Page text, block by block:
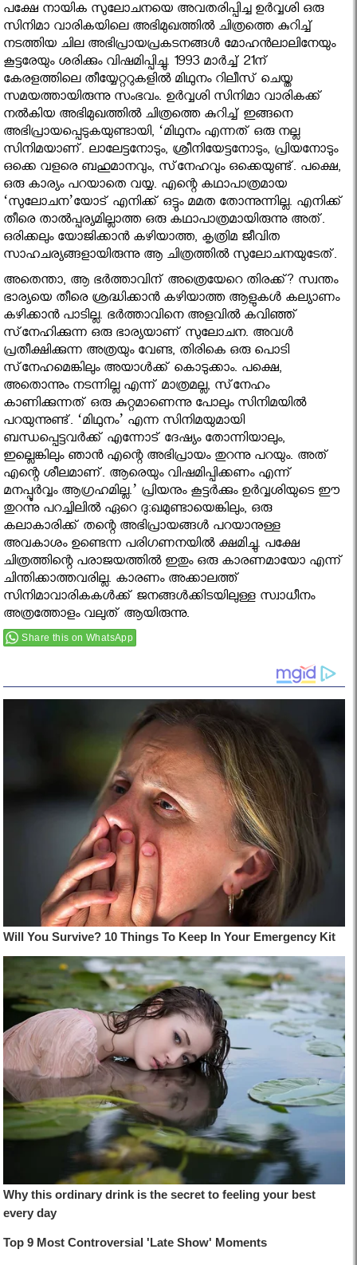
പക്ഷേ നായിക സുലോചനയെ അവതരിപ്പിച്ച ഉര്‍വ്വശി ഒരു
സിനിമാ വാരികയിലെ അഭിമുഖത്തില്‍ ചിത്രത്തെ കുറിച്ച്
നടത്തിയ ചില അഭിപ്രായപ്രകടനങ്ങള്‍ മോഹന്‍ലാലിനേയും
കൂട്ടരേയും ശരിക്കും വിഷമിപ്പിച്ചു. 1993 മാര്‍ച്ച് 21ന്
കേരളത്തിലെ തീയ്യേറ്ററുകളില്‍ മിഥുനം റിലീസ് ചെയ്ത
സമയത്തായിരുന്നു സംഭവം. ഉര്‍വ്വശി സിനിമാ വാരികക്ക്
നല്‍കിയ അഭിമുഖത്തില്‍ ചിത്രത്തെ കുറിച്ച് ഇങ്ങനെ
അഭിപ്രായപ്പെടുകയുണ്ടായി, ‘മിഥുനം എന്നത് ഒരു നല്ല
സിനിമയാണ്. ലാലേട്ടനോടും, ശ്രീനിയേട്ടനോടും, പ്രിയനോടും
ഒക്കെ വളരെ ബഹുമാനവും, സ്‌നേഹവും ഒക്കെയുണ്ട്. പക്ഷെ,
ഒരു കാര്യം പറയാതെ വയ്യ. എന്റെ കഥാപാത്രമായ
‘സുലോചന’യോട് എനിക്ക് ഒട്ടും മമത തോന്നുന്നില്ല. എനിക്ക്
തീരെ താല്‍പ്പര്യമില്ലാത്ത ഒരു കഥാപാത്രമായിരുന്നു അത്.
ഒരിക്കലും യോജിക്കാന്‍ കഴിയാത്ത, കൃത്രിമ ജീവിത
സാഹചര്യങ്ങളായിരുന്നു ആ ചിത്രത്തില്‍ സുലോചനയുടേത്.
അതെന്താ, ആ ഭര്‍ത്താവിന് അത്രെയേറെ തിരക്ക്? സ്വന്തം
ഭാര്യയെ തീരെ ശ്രദ്ധിക്കാന്‍ കഴിയാത്ത ആളുകള്‍ കല്യാണം
കഴിക്കാന്‍ പാടില്ല. ഭര്‍ത്താവിനെ അളവില്‍ കവിഞ്ഞ്
സ്‌നേഹിക്കുന്ന ഒരു ഭാര്യയാണ് സുലോചന. അവള്‍
പ്രതീക്ഷിക്കുന്ന അത്രയും വേണ്ട, തിരികെ ഒരു പൊടി
സ്‌നേഹമെങ്കിലും അയാള്‍ക്ക് കൊടുക്കാം. പക്ഷെ,
അതൊന്നും നടന്നില്ല എന്ന് മാത്രമല്ല, സ്‌നേഹം
കാണിക്കുന്നത് ഒരു കുറ്റമാണെന്നു പോലും സിനിമയില്‍
പറയുന്നുണ്ട്. ‘മിഥുനം’ എന്ന സിനിമയുമായി
ബന്ധപ്പെട്ടവര്‍ക്ക് എന്നോട് ദേഷ്യം തോന്നിയാലും,
ഇല്ലെങ്കിലും ഞാന്‍ എന്റെ അഭിപ്രായം തുറന്നു പറയും. അത്
എന്റെ ശീലമാണ്. ആരെയും വിഷമിപ്പിക്കണം എന്ന്
മനപ്പൂര്‍വ്വം ആഗ്രഹമില്ല.’ പ്രിയനും കൂട്ടര്‍ക്കും ഉര്‍വ്വശിയുടെ ഈ
തുറന്നു പറച്ചിലില്‍ ഏറെ ദു:ഖമുണ്ടായെങ്കിലും, ഒരു
കലാകാരിക്ക് തന്റെ അഭിപ്രായങ്ങള്‍ പറയാനുള്ള
അവകാശം ഉണ്ടെന്ന പരിഗണനയില്‍ ക്ഷമിച്ചു. പക്ഷേ
ചിത്രത്തിന്റെ പരാജയത്തില്‍ ഇതും ഒരു കാരണമായോ എന്ന്
ചിന്തിക്കാത്തവരില്ല. കാരണം അക്കാലത്ത്
സിനിമാവാരികകള്‍ക്ക് ജനങ്ങള്‍ക്കിടയിലുള്ള സ്വാധീനം
അത്രത്തോളം വലുത് ആയിരുന്നു.
Share this on WhatsApp